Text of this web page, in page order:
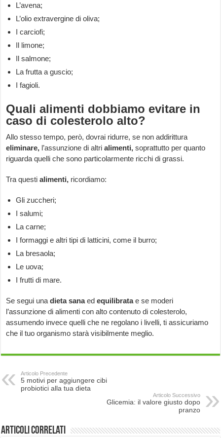
L’avena;
L’olio extravergine di oliva;
I carciofi;
Il limone;
Il salmone;
La frutta a guscio;
I fagioli.
Quali alimenti dobbiamo evitare in
caso di colesterolo alto?
Allo stesso tempo, però, dovrai ridurre, se non addirittura
eliminare, l’assunzione di altrialimenti, soprattutto per quanto
riguarda quelli che sono particolarmente ricchi di grassi.
Tra questialimenti, ricordiamo:
Gli zuccheri;
I salumi;
La carne;
I formaggi e altri tipi di latticini, come il burro;
La bresaola;
Le uova;
I frutti di mare.
Se segui unadieta sanaedequilibratae se moderi
l’assunzione di alimenti con alto contenuto di colesterolo,
assumendo invece quelli che ne regolano i livelli, ti assicuriamo
che il tuo organismo starà visibilmente meglio.
Articolo Precedente
5 motivi per aggiungere cibi
probiotici alla tua dieta
Articolo Successivo
Glicemia: il valore giusto dopo
pranzo
Articoli correlati